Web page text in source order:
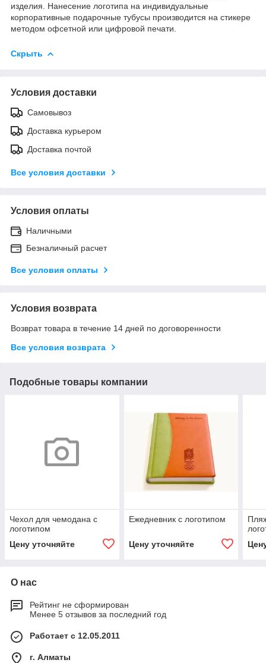
изделия. Нанесение логотипа на индивидуальные
корпоративные подарочные тубусы производится на стикере
методом офсетной или цифровой печати.
Скрыть
Условия доставки
Самовывоз
Доставка курьером
Доставка почтой
Все условия доставки
Условия оплаты
Наличными
Безналичный расчет
Все условия оплаты
Условия возврата
Возврат товара в течение 14 дней по договоренности
Все условия возврата
Подобные товары компании
Чехол для чемодана с
логотипом
Цену уточняйте
Ежедневник с логотипом
Цену уточняйте
О нас
Рейтинг не сформирован
Менее 5 отзывов за последний год
Работает с 12.05.2011
г. Алматы